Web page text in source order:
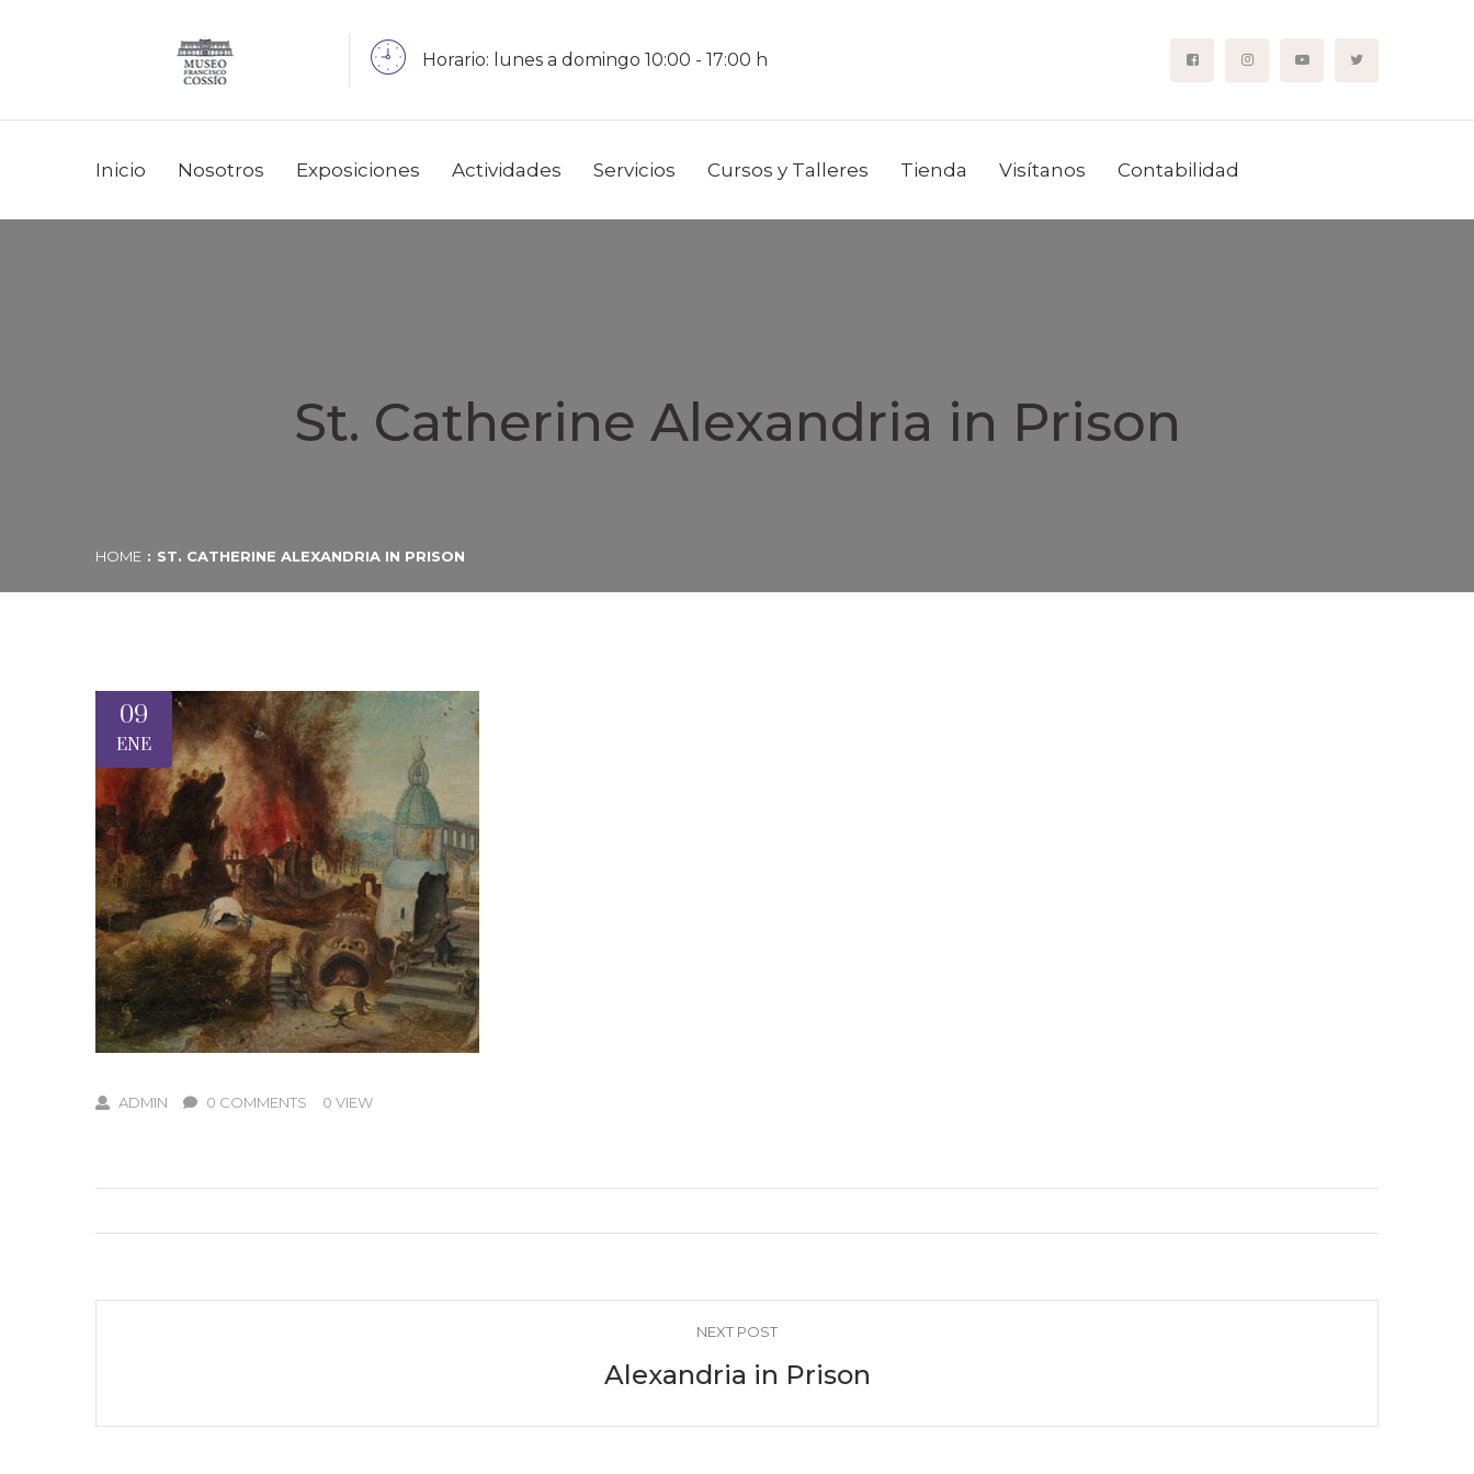
Horario: lunes a domingo 10:00 - 17:00 h
Inicio Nosotros Exposiciones Actividades Servicios Cursos y Talleres Tienda Visítanos Contabilidad
St. Catherine Alexandria in Prison
HOME ST. CATHERINE ALEXANDRIA IN PRISON
09
ENE
ADMIN 0 COMMENTS 0 VIEW
NEXT POST
Alexandria in Prison